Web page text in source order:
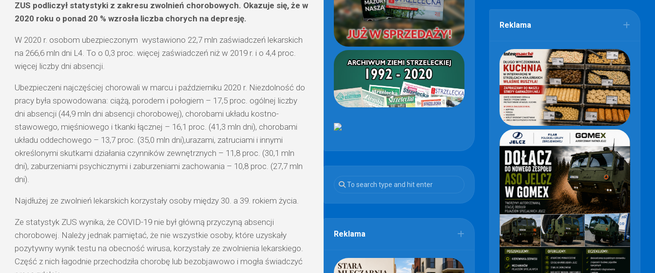
ZUS podliczył statystyki z zakresu zwolnień chorobowych. Okazuje się, że w
2020 roku o ponad 20 % wzrosła liczba chorych na depresję.
W 2020 r. osobom ubezpieczonym wystawiono 22,7 mln zaświadczeń lekarskich
na 266,6 mln dni L4. To o 0,3 proc. więcej zaświadczeń niż w 2019 r. i o 4,4 proc.
więcej liczby dni absencji.
Ubezpieczeni najczęściej chorowali w marcu i październiku 2020 r. Niezdolność do
pracy była spowodowana: ciążą, porodem i połogiem – 17,5 proc. ogólnej liczby
dni absencji (44,9 mln dni absencji chorobowej), chorobami układu kostno-
stawowego, mięśniowego i tkanki łącznej – 16,1 proc. (41,3 mln dni), chorobami
układu oddechowego – 13,7 proc. (35,0 mln dni),urazami, zatruciami i innymi
określonymi skutkami działania czynników zewnętrznych – 11,8 proc. (30,1 mln
dni), zaburzeniami psychicznymi i zaburzeniami zachowania – 10,8 proc. (27,7 mln
dni).
Najdłużej ze zwolnień lekarskich korzystały osoby między 30. a 39. rokiem życia.
Ze statystyk ZUS wynika, że COVID-19 nie był główną przyczyną absencji
chorobowej. Należy jednak pamiętać, że nie wszystkie osoby, które uzyskały
pozytywny wynik testu na obecność wirusa, korzystały ze zwolnienia lekarskiego.
Część z nich łagodnie przechodziła chorobę lub bezobjawowo i mogła świadczyć
Reklama
Reklama